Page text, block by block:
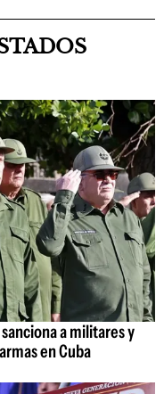
a militares y
en Cuba